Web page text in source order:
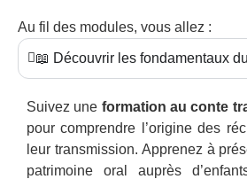
Au fil des modules, vous allez :
📖 Découvrir les fondamentaux
Suivez une formation au conte
pour comprendre l’origine des
leur transmission. Apprenez à
patrimoine oral auprès